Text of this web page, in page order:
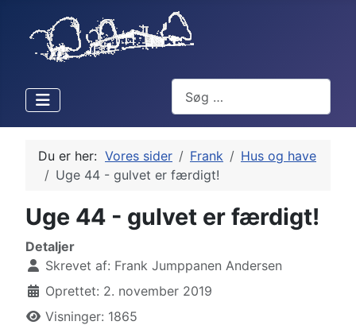
Du er her: Vores sider Frank
Hus og have
Uge 44 - gulvet er færdigt!
Uge 44 - gulvet er færdigt!
Detaljer
Skrevet af: Frank Jumppanen Andersen
Oprettet: 2. november 2019
Visninger: 1865